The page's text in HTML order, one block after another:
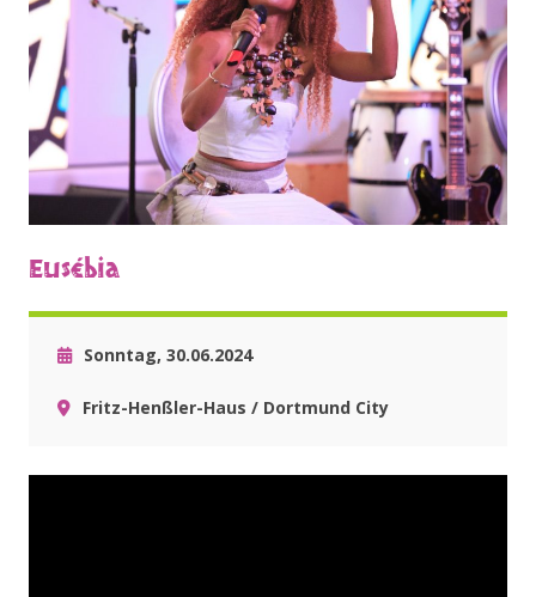
Eusébia
Sonntag, 30.06.2024
Fritz-Henßler-Haus / Dortmund City